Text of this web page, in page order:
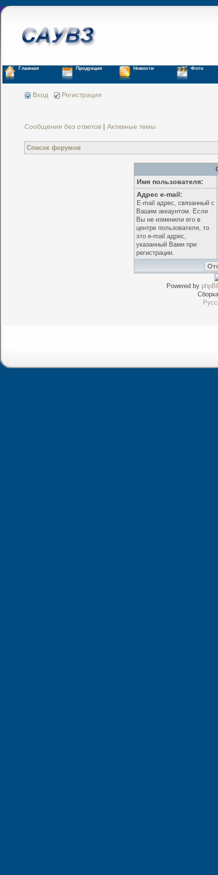
Главная Продукция Новости Фото
Вход Регистрация
Сообщения без ответов |Активные темы
Список форумов
Имя пользователя:
Адрес e-mail:
E-mail адрес, связанный с
Вашим аккаунтом. Если
Вы не изменили его в
центре пользователя, то
это e-mail адрес,
указанный Вами при
регистрации.
Powered by